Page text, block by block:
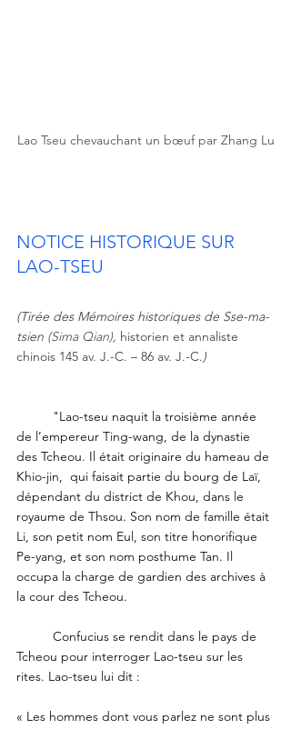
Lao Tseu chevauchant un bœuf par Zhang Lu
NOTICE HISTORIQUE SUR
LAO-TSEU
(Tirée des Mémoires historiques de Sse-ma-
tsien (Sima Qian), historien et annaliste
chinois 145 av. J.-C. – 86 av. J.-C.)
de l’empereur Ting-wang, de la dynastie
des Tcheou. Il était originaire du hameau de
Khio-jin,  qui faisait partie du bourg de Laï,
dépendant du district de Khou, dans le
royaume de Thsou. Son nom de famille était
Li, son petit nom Eul, son titre honorifique
Pe-yang, et son nom posthume Tan. Il
occupa la charge de gardien des archives à
la cour des Tcheou.
Tcheou pour interroger Lao-tseu sur les
rites. Lao-tseu lui dit :
« Les hommes dont vous parlez ne sont plus